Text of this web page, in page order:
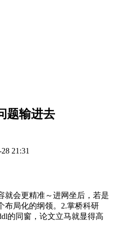
题输进去
21:31
会更精准～进网坐后，若是
布局化的纲领。2.掌桥科研
的同窗，论文立马就显得高